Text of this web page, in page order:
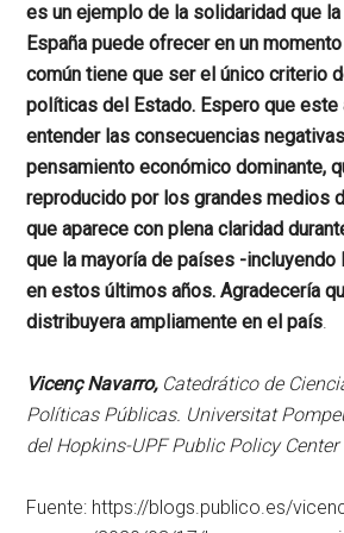
es un ejemplo de la solidaridad que
España puede ofrecer en un
común tiene que ser el único criterio
políticas del Estado. Espero que este
entender las consecuencias
pensamiento económico dominante,
reproducido por los grandes medios
que aparece con plena claridad
que la mayoría de países -incluyendo
en estos últimos años. Agradecería
distribuyera ampliamente en el país.
Vicenç Navarro, Catedrático de
Políticas Públicas. Universitat
del Hopkins-UPF Public Policy Center
Fuente: https://blogs.publico.es/